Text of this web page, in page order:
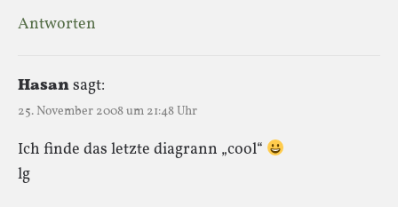
Antworten
Hasansagt:
25. November 2008 um 21:48 Uhr
Ich finde das letzte diagrann „cool“
lg